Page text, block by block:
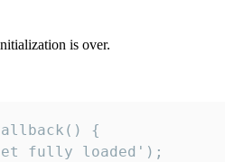
is over.
{
fully loaded');